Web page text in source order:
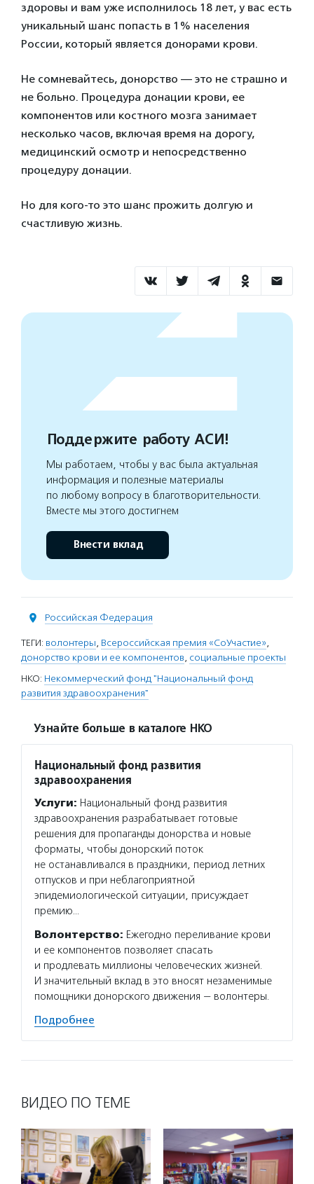
здоровы и вам уже исполнилось 18 лет, у вас есть
уникальный шанс попасть в 1% населения
России, который является донорами крови.
Не сомневайтесь, донорство — это не страшно и
не больно. Процедура донации крови, ее
компонентов или костного мозга занимает
несколько часов, включая время на дорогу,
медицинский осмотр и непосредственно
процедуру донации.
Но для кого-то это шанс прожить долгую и
счастливую жизнь.
Поддержите работу АСИ!
Мы работаем, чтобы у вас была актуальная
информация и полезные материалы
по любому вопросу в благотворительности.
Вместе мы этого достигнем
Внести вклад
Российская Федерация
ТЕГИ: волонтеры, Всероссийская премия «СоУчастие»,
донорство крови и ее компонентов, социальные проекты
НКО: Некоммерческий фонд "Национальный фонд
развития здравоохранения"
Узнайте больше в каталоге НКО
Национальный фонд развития
здравоохранения
Услуги: Национальный фонд развития
здравоохранения разрабатывает готовые
решения для пропаганды донорства и новые
форматы, чтобы донорский поток
не останавливался в праздники, период летних
отпусков и при неблагоприятной
эпидемиологической ситуации, присуждает
премию…
Волонтерство: Ежегодно переливание крови
и ее компонентов позволяет спасать
и продлевать миллионы человеческих жизней.
И значительный вклад в это вносят незаменимые
помощники донорского движения — волонтеры.
Подробнее
ВИДЕО ПО ТЕМЕ